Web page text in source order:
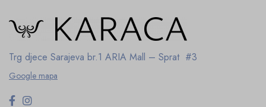
Trg djece Sarajeva br.1 ARIA Mall – Sprat #3
Google mapa